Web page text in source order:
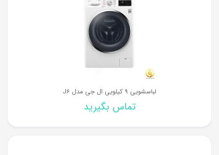
لباسشویی 9 کیلویی ال جی مدل J6
تماس بگیرید